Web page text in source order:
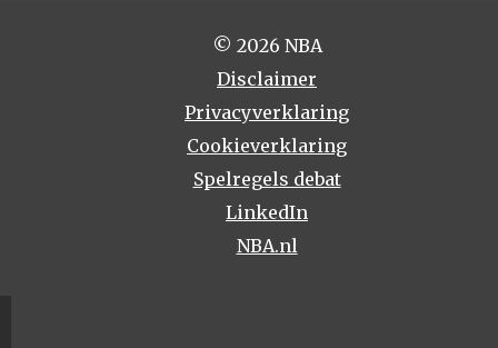
© 2026 NBA
Disclaimer
Privacyverklaring
Cookieverklaring
Spelregels debat
LinkedIn
NBA.nl